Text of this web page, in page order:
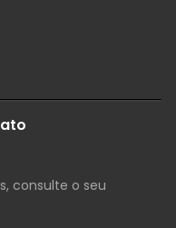
consulte o seu